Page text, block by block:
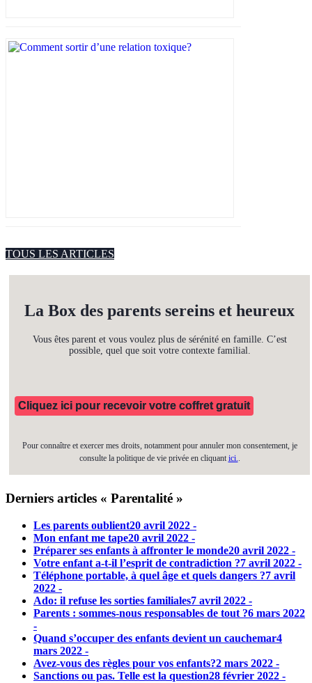
TOUS LES ARTICLES
La Box des parents sereins et heureux
Vous êtes parent et vous voulez plus de sérénité en famille. C’est
possible, quel que soit votre contexte familial.
Cliquez ici pour recevoir votre coffret gratuit
Pour connaître et exercer mes droits, notamment pour annuler mon consentement, je
consulte la politique de vie privée en cliquant ici.
Derniers articles « Parentalité »
Les parents oublient20 avril 2022 -
Mon enfant me tape20 avril 2022 -
Préparer ses enfants à affronter le monde20 avril 2022 -
Votre enfant a-t-il l’esprit de contradiction ?7 avril 2022 -
Téléphone portable, à quel âge et quels dangers ?7 avril
2022 -
Ado: il refuse les sorties familiales7 avril 2022 -
Parents : sommes-nous responsables de tout ?6 mars 2022
-
Quand s’occuper des enfants devient un cauchemar4
mars 2022 -
Avez-vous des règles pour vos enfants?2 mars 2022 -
Sanctions ou pas. Telle est la question28 février 2022 -